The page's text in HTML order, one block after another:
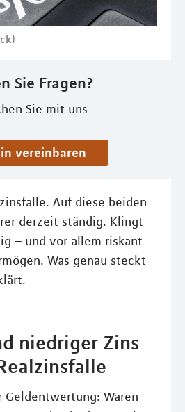
Sie Fragen?
Sie mit uns
vereinbaren
Auf diese beiden
derzeit ständig. Klingt
– und vor allem riskant
Was genau steckt
niedriger Zins
Geldentwertung: Waren